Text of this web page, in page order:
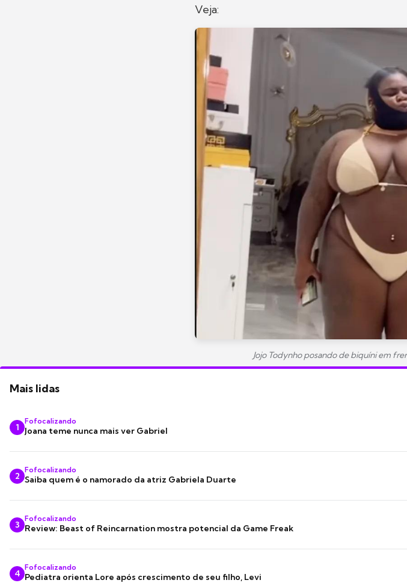
Veja:
Jojo Todynho posando de biquíni em
Mais lidas
1
Fofocalizando
Joana teme nunca mais ver Gabriel
2
Fofocalizando
Saiba quem é o namorado da atriz Gabriela Duarte
3
Fofocalizando
Review: Beast of Reincarnation mostra potencial da Game Freak
4
Fofocalizando
Pediatra orienta Lore após crescimento de seu filho, Levi